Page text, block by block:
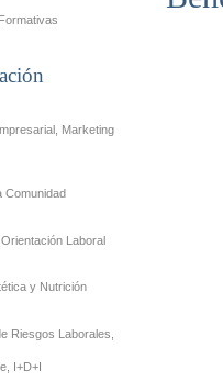
Marketing
Comunidad
Laboral
y Nutrición
Riesgos Laborales,
I+D+I